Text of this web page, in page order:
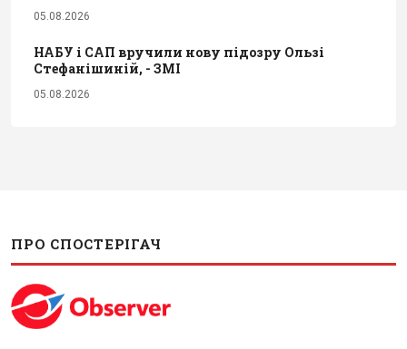
05.08.2026
НАБУ і САП вручили нову підозру Ользі
Стефанішиній, - ЗМІ
05.08.2026
ПРО СПОСТЕРІГАЧ